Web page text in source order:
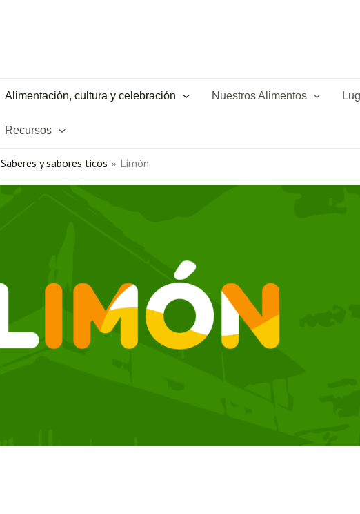
Alimentación, cultura y celebración Nuestros Alimentos
Recursos
Saberes y sabores ticos Limón